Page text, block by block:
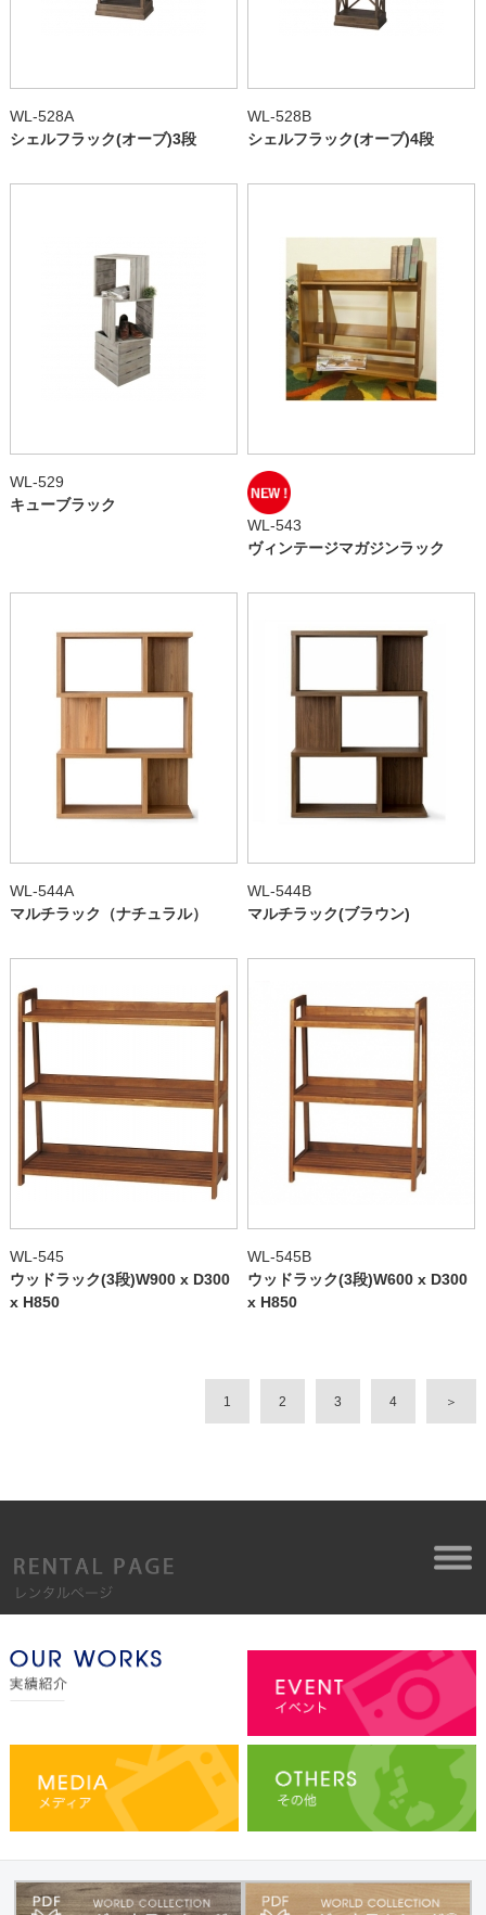
WL-528A
シェルフラック(オーブ)3段
WL-528B
シェルフラック(オーブ)4段
WL-529
キューブラック
WL-543
ヴィンテージマガジンラック
WL-544A
マルチラック（ナチュラル）
WL-544B
マルチラック(ブラウン)
WL-545
ウッドラック(3段)W900 x D300
x H850
WL-545B
ウッドラック(3段)W600 x D300
x H850
1 2 3 4 ＞